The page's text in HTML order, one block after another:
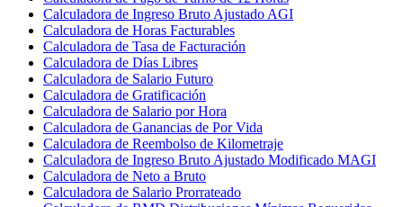
Calculadora de Ingreso Bruto Ajustado AGI
Calculadora de Horas Facturables
Calculadora de Tasa de Facturación
Calculadora de Días Libres
Calculadora de Salario Futuro
Calculadora de Gratificación
Calculadora de Salario por Hora
Calculadora de Ganancias de Por Vida
Calculadora de Reembolso de Kilometraje
Calculadora de Ingreso Bruto Ajustado Modificado MAGI
Calculadora de Neto a Bruto
Calculadora de Salario Prorrateado